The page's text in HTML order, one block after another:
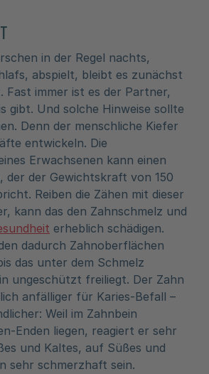
in der Regel nachts,
abspielt, bleibt es zunächst
Fast immer ist es der Partner,
gibt. Und solche Hinweise sollte
Denn der menschliche Kiefer
entwickeln. Die
Erwachsenen kann einen
der der Gewichtskraft von 150
Reiben die Zähen mit dieser
kann das den Zahnschmelz und
erheblich schädigen.
dadurch Zahnoberflächen
das unter dem Schmelz
ungeschützt freiliegt. Der Zahn
anfälliger für Karies-Befall –
Weil im Zahnbein
Enden liegen, reagiert er sehr
und Kaltes, auf Süßes und
sehr schmerzhaft sein.